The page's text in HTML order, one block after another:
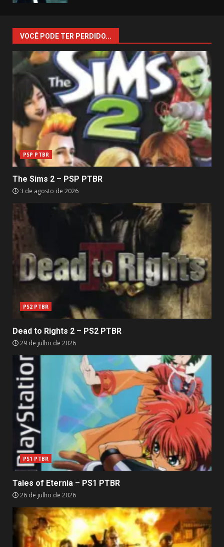
VOCÊ PODE TER PERDIDO...
PSP PTBR
The Sims 2 – PSP PTBR
3 de agosto de 2026
PS2 PTBR
Dead to Rights 2 – PS2 PTBR
29 de julho de 2026
PS1 PTBR
Tales of Eternia – PS1 PTBR
26 de julho de 2026